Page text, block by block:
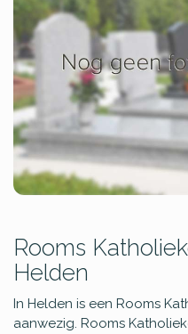
Rooms
Helden
In Helden is een Rooms
aanwezig. Rooms